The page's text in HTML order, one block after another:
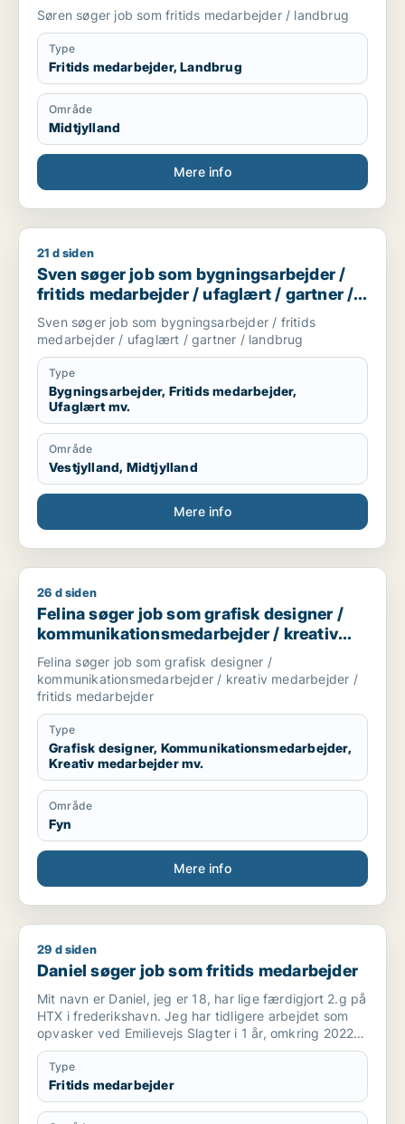
Søren søger job som fritids medarbejder / landbrug
Type
Fritids medarbejder, Landbrug
Område
Midtjylland
Mere info
Sven søger job som bygningsarbejder / fritids
21 d siden
Sven søger job som bygningsarbejder /
fritids medarbejder / ufaglært / gartner /
landbrug
Sven søger job som bygningsarbejder / fritids
medarbejder / ufaglært / gartner / landbrug
Type
Bygningsarbejder, Fritids medarbejder,
Ufaglært mv.
Område
Vestjylland, Midtjylland
Mere info
Felina søger job som grafisk designer /
26 d siden
Felina søger job som grafisk designer /
kommunikationsmedarbejder / kreativ
medarbejder / fritids medarbejder
Felina søger job som grafisk designer /
kommunikationsmedarbejder / kreativ medarbejder /
fritids medarbejder
Type
Grafisk designer, Kommunikationsmedarbejder,
Kreativ medarbejder mv.
Område
Fyn
Mere info
Daniel søger job som fritids medarbejder
29 d siden
Daniel søger job som fritids medarbejder
Mit navn er Daniel, jeg er 18, har lige færdigjort 2.g på
HTX i frederikshavn. Jeg har tidligere arbejdet som
opvasker ved Emilievejs Slagter i 1 år, omkring 2022
til 2023. Før det arbejdede jeg som reklame og avis
omdeler.
Type
Fritids medarbejder